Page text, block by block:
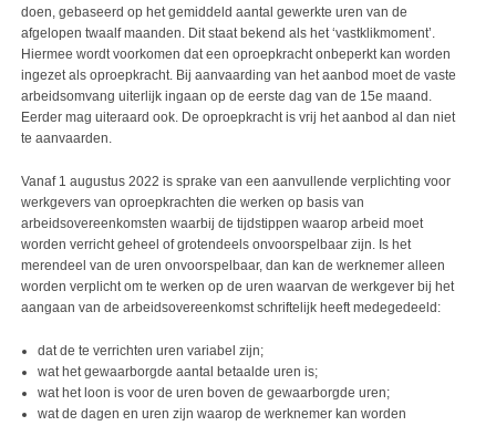
doen, gebaseerd op het gemiddeld aantal gewerkte uren van de
afgelopen twaalf maanden. Dit staat bekend als het ‘vastklikmoment’.
Hiermee wordt voorkomen dat een oproepkracht onbeperkt kan worden
ingezet als oproepkracht. Bij aanvaarding van het aanbod moet de vaste
arbeidsomvang uiterlijk ingaan op de eerste dag van de 15e maand.
Eerder mag uiteraard ook. De oproepkracht is vrij het aanbod al dan niet
te aanvaarden.
Vanaf 1 augustus 2022 is sprake van een aanvullende verplichting voor
werkgevers van oproepkrachten die werken op basis van
arbeidsovereenkomsten waarbij de tijdstippen waarop arbeid moet
worden verricht geheel of grotendeels onvoorspelbaar zijn. Is het
merendeel van de uren onvoorspelbaar, dan kan de werknemer alleen
worden verplicht om te werken op de uren waarvan de werkgever bij het
aangaan van de arbeidsovereenkomst schriftelijk heeft medegedeeld:
dat de te verrichten uren variabel zijn;
wat het gewaarborgde aantal betaalde uren is;
wat het loon is voor de uren boven de gewaarborgde uren;
wat de dagen en uren zijn waarop de werknemer kan worden